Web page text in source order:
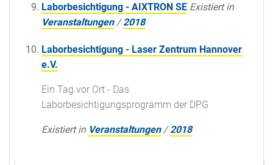
Laborbesichtigung - AIXTRON SE Existiert in
Veranstaltungen /2018
Laborbesichtigung - Laser Zentrum Hannover
e.V.
Ein Tag vor Ort - Das
Laborbesichtigungsprogramm der DPG
Existiert in Veranstaltungen /2018